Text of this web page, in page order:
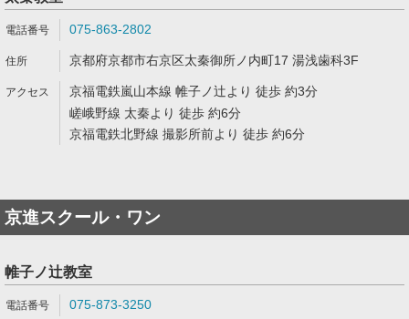
075-863-2802
京都府京都市右京区太秦御所ノ内町17 湯浅歯科3F
京福電鉄嵐山本線 帷子ノ辻より 徒歩 約3分
嵯峨野線 太秦より 徒歩 約6分
京福電鉄北野線 撮影所前より 徒歩 約6分
京進スクール・ワン
帷子ノ辻教室
075-873-3250